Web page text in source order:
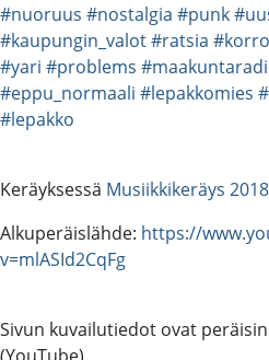
#nuoruus #nostalgia #punk
#kaupungin_valot#ratsia
#yari #problems
#eppu_normaali #lepakkomies
#lepakko
Keräyksessä Musiikkikeräys 2018
Alkuperäislähde: https://
v=mlASId2CqFg
Sivun kuvailutiedot ovat